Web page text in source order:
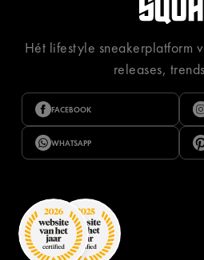
Hét lifestyle sneakerplatform
releases,
FACEBOOK
WHATSAPP